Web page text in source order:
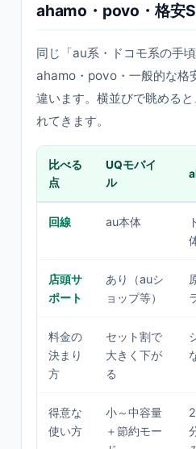
ahamo・povo・格安
同じ「au系・ドコモ系の手
ahamo・povo・一般的な格
違います。横並びで眺める
れてきます。
比べる
点
UQモバイ
ル
回線 au本体
店頭サ
ポート
あり（auシ
ョップ等）
料金の
決まり
方
セット割で
大きく下が
る
得意な
使い方
小～中容量
＋節約モー